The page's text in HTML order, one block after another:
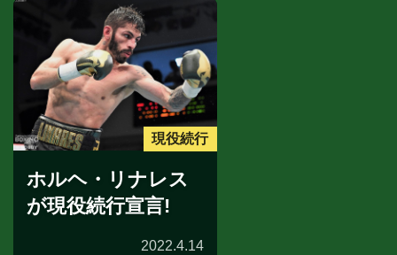
現役続行
ホルヘ・リナレス
が現役続行宣言!
2022.4.14